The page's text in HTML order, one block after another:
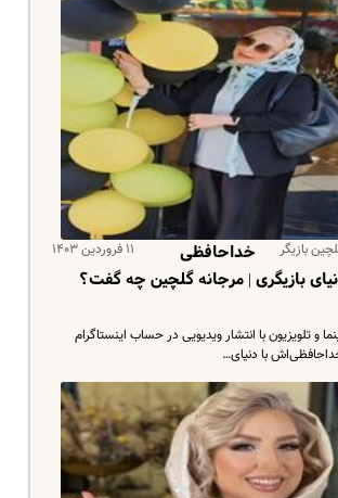
بازیگر ۱۱ فروردین ۱۴۰۳
خداحافظی‌
بازیگری | مرجانه گلچین چه گفت؟
و تلویزیون با انتشار ویدیویی در حساب اینستاگرام
با دنیای…